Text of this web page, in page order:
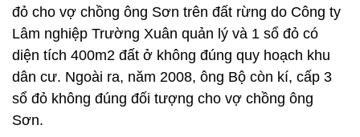
đỏ cho vợ chồng ông Sơn trên đất rừng do Công ty
Lâm nghiệp Trường Xuân quản lý và 1 sổ đỏ có
diện tích 400m2 đất ở không đúng quy hoạch khu
dân cư. Ngoài ra, năm 2008, ông Bộ còn kí, cấp 3
sổ đỏ không đúng đối tượng cho vợ chồng ông
Sơn.